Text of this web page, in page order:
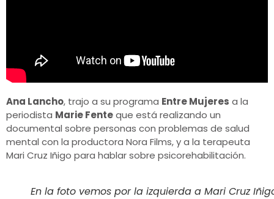
Ana Lancho, trajo a su programa Entre Mujeres a la
periodista Marie Fenteque está realizando un
documental sobre personas con problemas de salud
mental con la productora Nora Films, y a la terapeuta
Mari Cruz Iñigo para hablar sobre psicorehabilitación.
En la foto vemos por la izquierda a Mari Cruz